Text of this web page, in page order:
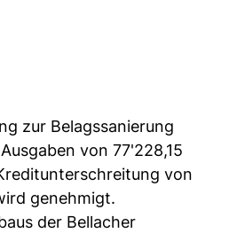
zur Belagssanierung
von 77'228,15
von
genehmigt.
der Bellacher